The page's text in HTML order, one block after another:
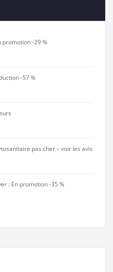
promotion -29 %
-57 %
pas cher – voir les avis
: En promotion -35 %